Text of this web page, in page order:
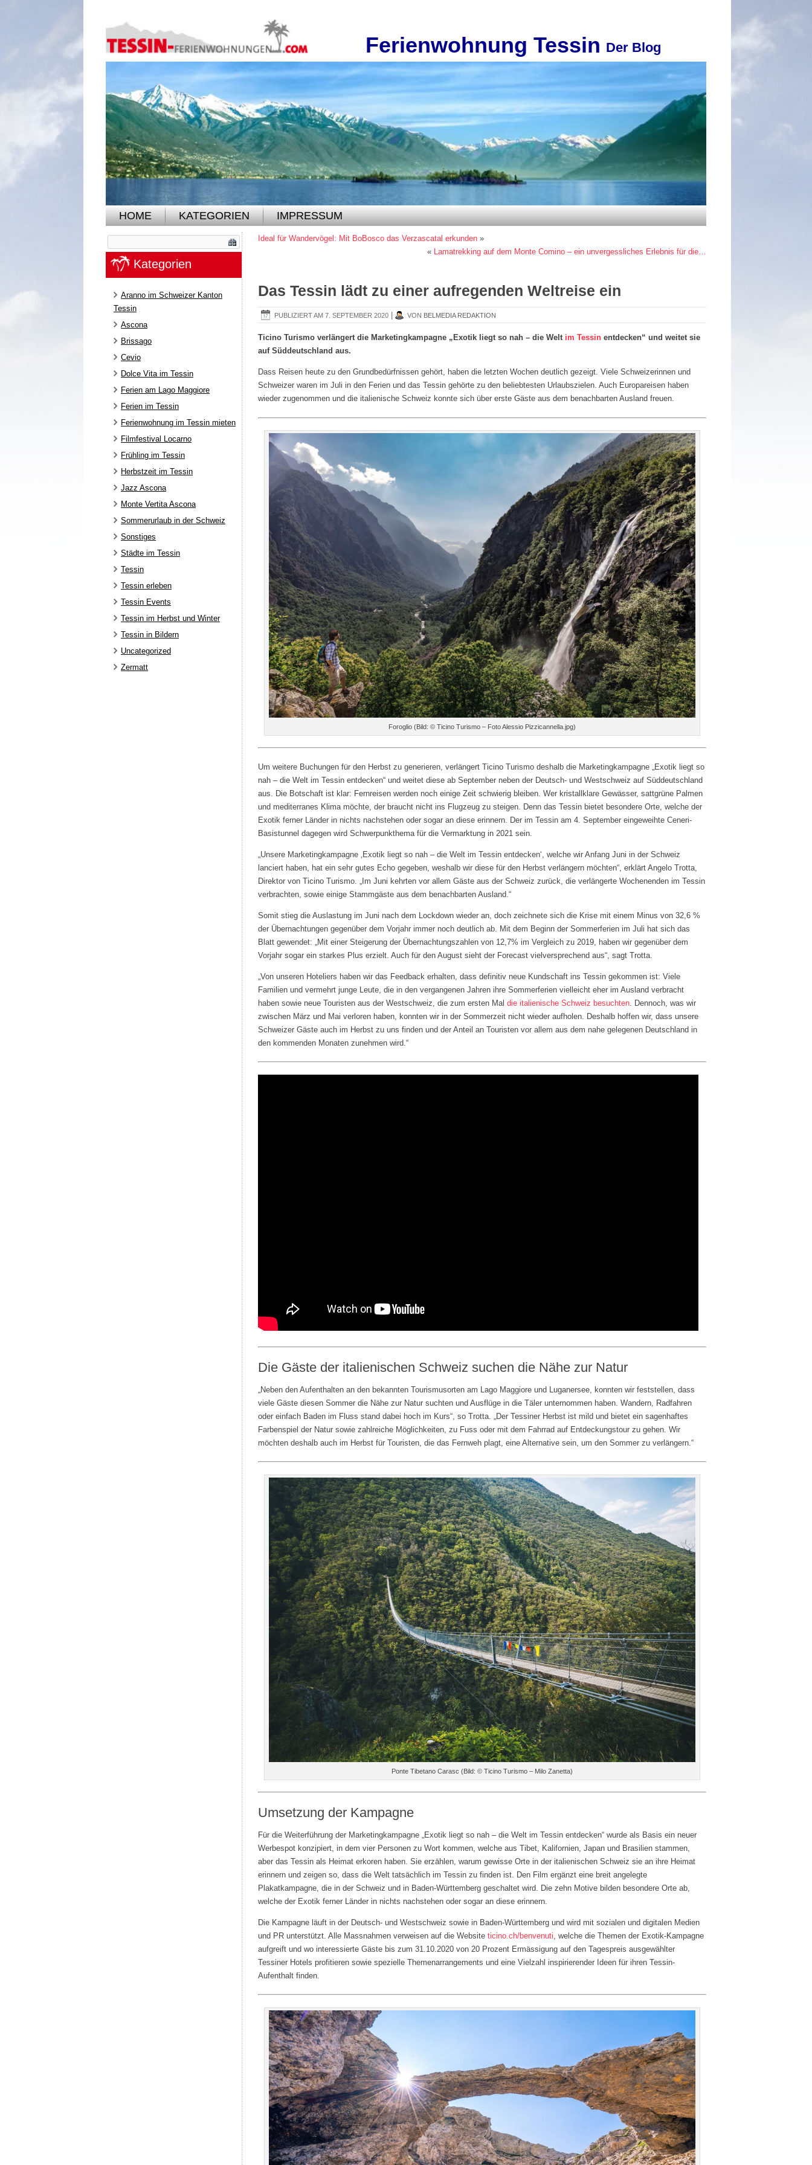
Ferienwohnung Tessin Der Blog
HOME KATEGORIEN IMPRESSUM
Kategorien
Aranno im Schweizer Kanton
Tessin
Ascona
Brissago
Cevio
Dolce Vita im Tessin
Ferien am Lago Maggiore
Ferien im Tessin
Ferienwohnung im Tessin mieten
Filmfestival Locarno
Frühling im Tessin
Herbstzeit im Tessin
Jazz Ascona
Monte Vertita Ascona
Sommerurlaub in der Schweiz
Sonstiges
Städte im Tessin
Tessin
Tessin erleben
Tessin Events
Tessin im Herbst und Winter
Tessin in Bildern
Uncategorized
Zermatt
Ideal für Wandervögel: Mit BoBosco das Verzascatal erkunden »
« Lamatrekking auf dem Monte Comino – ein unvergessliches Erlebnis für die…
Das Tessin lädt zu einer aufregenden Weltreise ein
PUBLIZIERT 7. SEPTEMBER 2020| VON BELMEDIA REDAKTION
Ticino Turismo verlängert die Marketingkampagne „Exotik liegt so nah – die Welt im Tessin entdecken“ und weitet sie
auf Süddeutschland aus.
Dass Reisen heute zu den Grundbedürfnissen gehört, haben die letzten Wochen deutlich gezeigt. Viele Schweizerinnen und
Schweizer waren im Juli in den Ferien und das Tessin gehörte zu den beliebtesten Urlaubszielen. Auch Europareisen haben
wieder zugenommen und die italienische Schweiz konnte sich über erste Gäste aus dem benachbarten Ausland freuen.
Foroglio (Bild: © Ticino Turismo – Foto Alessio Pizzicannella.jpg)
Um weitere Buchungen für den Herbst zu generieren, verlängert Ticino Turismo deshalb die Marketingkampagne „Exotik liegt so
nah – die Welt im Tessin entdecken“ und weitet diese ab September neben der Deutsch- und Westschweiz auf Süddeutschland
aus. Die Botschaft ist klar: Fernreisen werden noch einige Zeit schwierig bleiben. Wer kristallklare Gewässer, sattgrüne Palmen
und mediterranes Klima möchte, der braucht nicht ins Flugzeug zu steigen. Denn das Tessin bietet besondere Orte, welche der
Exotik ferner Länder in nichts nachstehen oder sogar an diese erinnern. Der im Tessin am 4. September eingeweihte Ceneri-
Basistunnel dagegen wird Schwerpunkthema für die Vermarktung in 2021 sein.
„Unsere Marketingkampagne ‚Exotik liegt so nah – die Welt im Tessin entdecken‘, welche wir Anfang Juni in der Schweiz
lanciert haben, hat ein sehr gutes Echo gegeben, weshalb wir diese für den Herbst verlängern möchten“, erklärt Angelo Trotta,
Direktor von Ticino Turismo. „Im Juni kehrten vor allem Gäste aus der Schweiz zurück, die verlängerte Wochenenden im Tessin
verbrachten, sowie einige Stammgäste aus dem benachbarten Ausland.“
Somit stieg die Auslastung im Juni nach dem Lockdown wieder an, doch zeichnete sich die Krise mit einem Minus von 32,6 %
der Übernachtungen gegenüber dem Vorjahr immer noch deutlich ab. Mit dem Beginn der Sommerferien im Juli hat sich das
Blatt gewendet: „Mit einer Steigerung der Übernachtungszahlen von 12,7% im Vergleich zu 2019, haben wir gegenüber dem
Vorjahr sogar ein starkes Plus erzielt. Auch für den August sieht der Forecast vielversprechend aus“, sagt Trotta.
„Von unseren Hoteliers haben wir das Feedback erhalten, dass definitiv neue Kundschaft ins Tessin gekommen ist: Viele
Familien und vermehrt junge Leute, die in den vergangenen Jahren ihre Sommerferien vielleicht eher im Ausland verbracht
haben sowie neue Touristen aus der Westschweiz, die zum ersten Mal die italienische Schweiz besuchten . Dennoch, was wir
zwischen März und Mai verloren haben, konnten wir in der Sommerzeit nicht wieder aufholen. Deshalb hoffen wir, dass unsere
Schweizer Gäste auch im Herbst zu uns finden und der Anteil an Touristen vor allem aus dem nahe gelegenen Deutschland in
den kommenden Monaten zunehmen wird.“
Die Gäste der italienischen Schweiz suchen die Nähe zur Natur
„Neben den Aufenthalten an den bekannten Tourismusorten am Lago Maggiore und Luganersee, konnten wir feststellen, dass
viele Gäste diesen Sommer die Nähe zur Natur suchten und Ausflüge in die Täler unternommen haben. Wandern, Radfahren
oder einfach Baden im Fluss stand dabei hoch im Kurs“, so Trotta. „Der Tessiner Herbst ist mild und bietet ein sagenhaftes
Farbenspiel der Natur sowie zahlreiche Möglichkeiten, zu Fuss oder mit dem Fahrrad auf Entdeckungstour zu gehen. Wir
möchten deshalb auch im Herbst für Touristen, die das Fernweh plagt, eine Alternative sein, um den Sommer zu verlängern.“
Ponte Tibetano Carasc (Bild: © Ticino Turismo – Milo Zanetta)
Umsetzung der Kampagne
Für die Weiterführung der Marketingkampagne „Exotik liegt so nah – die Welt im Tessin entdecken“ wurde als Basis ein neuer
Werbespot konzipiert, in dem vier Personen zu Wort kommen, welche aus Tibet, Kalifornien, Japan und Brasilien stammen,
aber das Tessin als Heimat erkoren haben. Sie erzählen, warum gewisse Orte in der italienischen Schweiz sie an ihre Heimat
erinnern und zeigen so, dass die Welt tatsächlich im Tessin zu finden ist. Den Film ergänzt eine breit angelegte
Plakatkampagne, die in der Schweiz und in Baden-Württemberg geschaltet wird. Die zehn Motive bilden besondere Orte ab,
welche der Exotik ferner Länder in nichts nachstehen oder sogar an diese erinnern.
Die Kampagne läuft in der Deutsch- und Westschweiz sowie in Baden-Württemberg und wird mit sozialen und digitalen Medien
und PR unterstützt. Alle Massnahmen verweisen auf die Website ticino.ch/benvenuti , welche die Themen der Exotik-Kampagne
aufgreift und wo interessierte Gäste bis zum 31.10.2020 von 20 Prozent Ermässigung auf den Tagespreis ausgewählter
Tessiner Hotels profitieren sowie spezielle Themenarrangements und eine Vielzahl inspirierender Ideen für ihren Tessin-
Aufenthalt finden.